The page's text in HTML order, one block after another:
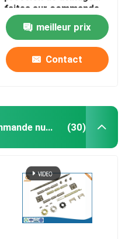
faites sur commande
de services de
commande numérique
par ordinateur d'ODM
d'OEM
meilleur prix
Contact
Pièces de rotation de commande numérique par ordinateur (30)